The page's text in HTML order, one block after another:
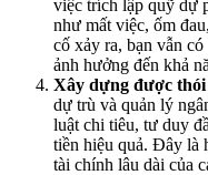
việc trích lập quỹ dự
như mất việc, ốm
cố xảy ra, bạn vẫn
ảnh hưởng đến khả
Xây dựng được
dự trù và quản lý
luật chi tiêu, tư duy
tiền hiệu quả. Đây là
tài chính lâu dài của